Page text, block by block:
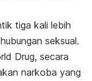
tiga kali lebih
seksual.
Drug, secara
narkoba yang